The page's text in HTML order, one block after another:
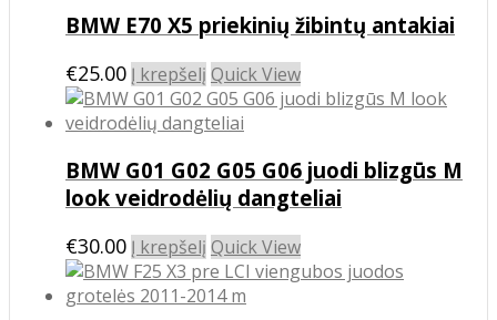
BMW E70 X5 priekinių žibintų antakiai
€25.00 Į krepšelį Quick View
BMW G01 G02 G05 G06 juodi blizgūs M
look veidrodėlių dangteliai
€30.00 Į krepšelį Quick View